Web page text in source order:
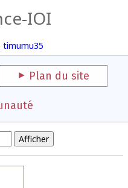
IOI
timumu35
Plan du site